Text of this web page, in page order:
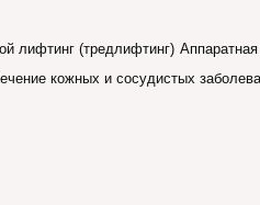
лифтинг (тредлифтинг)
кожных и сосудистых